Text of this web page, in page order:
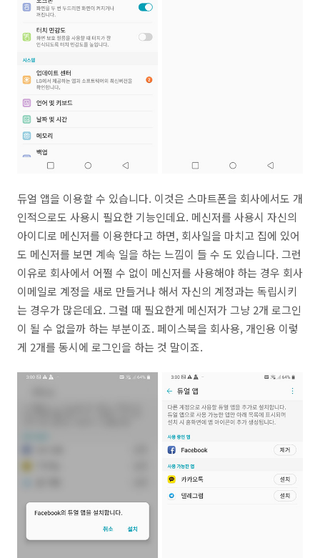
듀얼 앱을 이용할 수 있습니다. 이것은 스마트폰을 회사에서도 개
인적으로도 사용시 필요한 기능인데요. 메신저를 사용시 자신의
아이디로 메신저를 이용한다고 하면, 회사일을 마치고 집에 있어
도 메신저를 보면 계속 일을 하는 느낌이 들 수 도 있습니다. 그런
이유로 회사에서 어쩔 수 없이 메신저를 사용해야 하는 경우 회사
이메일로 계정을 새로 만들거나 해서 자신의 계정과는 독립시키
는 경우가 많은데요. 그럴 때 필요한게 메신저가 그냥 2개 로그인
이 될 수 없을까 하는 부분이죠. 페이스북을 회사용, 개인용 이렇
게 2개를 동시에 로그인을 하는 것 말이죠.